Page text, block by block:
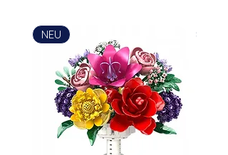
Postadresse: Lentruper Ring 19, DE-
48231 Warendorf, Deutschland,
pennybricks.de -
shop@pennybricks.de
NEU